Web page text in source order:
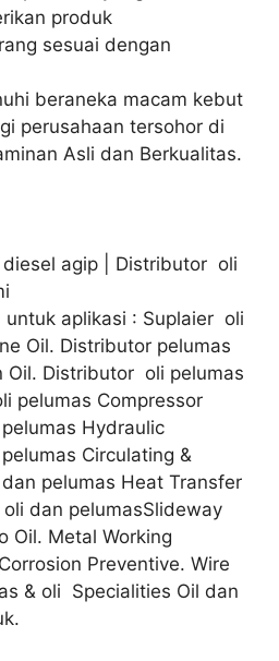
produk
sesuai dengan
beraneka macam kebut
perusahaan tersohor di
Asli dan Berkualitas.
agip | Distributor oli
untuk aplikasi : Suplaier oli
Oil. Distributor pelumas
Oil. Distributor oli pelumas
pelumas Compressor
Hydraulic
Circulating &
pelumas Heat Transfer
dan pelumasSlideway
Oil. Metal Working
Preventive. Wire
& oli Specialities Oil dan